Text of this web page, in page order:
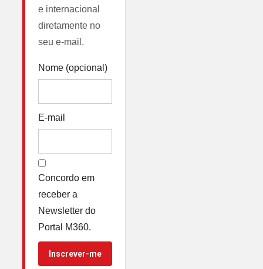
e internacional
diretamente no
seu e-mail.
Nome (opcional)
E-mail
Concordo em
receber a
Newsletter do
Portal M360.
Inscrever-me